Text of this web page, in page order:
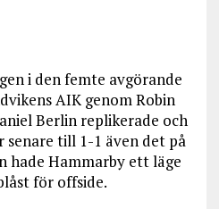
i den femte avgörande
AIK genom Robin
Berlin replikerade och
till 1-1 även det på
hade Hammarby ett läge
för offside.